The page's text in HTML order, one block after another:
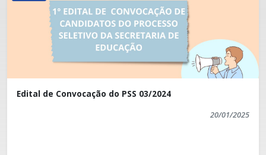
Edital de Convocação do PSS 03/2024
20/01/2025